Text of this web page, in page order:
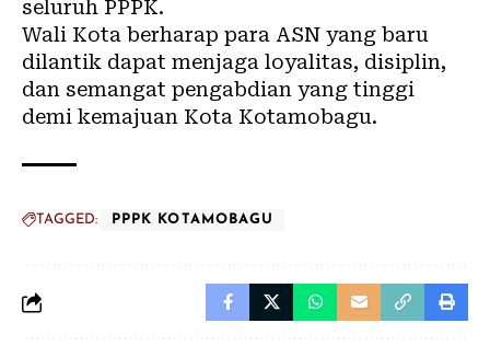
seluruh PPPK.
Wali Kota berharap para ASN yang baru
dilantik dapat menjaga loyalitas, disiplin,
dan semangat pengabdian yang tinggi
demi kemajuan Kota Kotamobagu.
TAGGED: PPPK KOTAMOBAGU